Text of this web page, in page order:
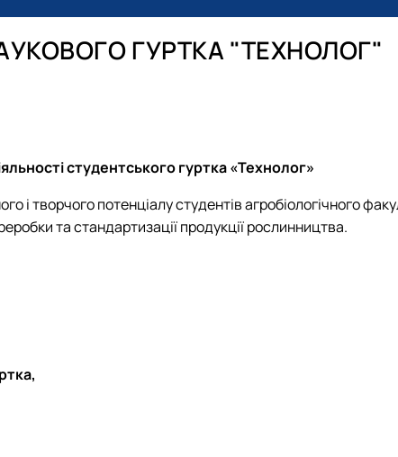
технології виробництва, л…
Керівництво
ГУРТКА "ТЕХНОЛОГ"
студентського гуртка «Технолог»
і творчого потенціалу студентів агробіологічного
та стандартизації продукції рослинництва.